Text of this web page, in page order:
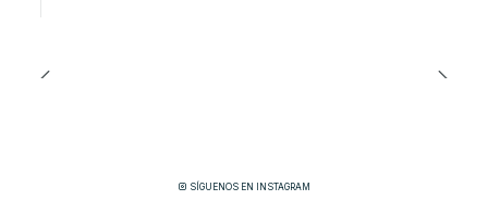
SÍGUENOS EN INSTAGRAM